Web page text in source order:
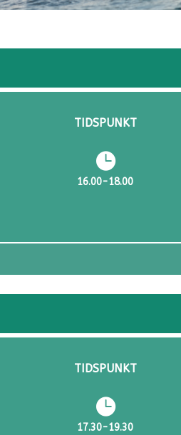
TIDSPUNKT

16.00-18.00
TIDSPUNKT

17.30-19.30